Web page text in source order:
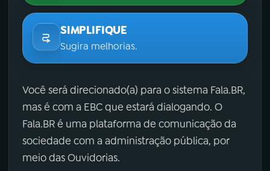
SIMPLIFIQUE
Sugira melhorias.
Você será direcionado(a) para o sistema Fala.BR,
mas é com a EBC que estará dialogando. O
Fala.BR é uma plataforma de comunicação da
sociedade com a administração pública, por
meio das Ouvidorias.